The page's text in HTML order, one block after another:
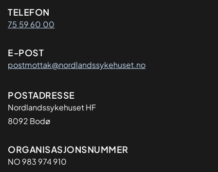
Kontaktinformasjon
TELEFON
75 59 60 00
E-POST
postmottak@nordlandssykehuset.no
Adresse
POSTADRESSE
Nordlandssykehuset HF
8092 Bodø
Organisasjon
ORGANISASJONSNUMMER
NO 983 974 910